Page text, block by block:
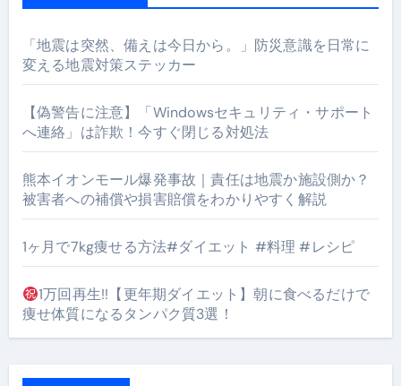
「地震は突然、備えは今日から。」防災意識を日常に
変える地震対策ステッカー
【偽警告に注意】「Windowsセキュリティ・サポート
へ連絡」は詐欺！今すぐ閉じる対処法
熊本イオンモール爆発事故｜責任は地震か施設側か？
被害者への補償や損害賠償をわかりやすく解説
1ヶ月で7kg痩せる方法#ダイエット #料理 #レシピ
1万回再生!!【更年期ダイエット】朝に食べるだけで
痩せ体質になるタンパク質3選！